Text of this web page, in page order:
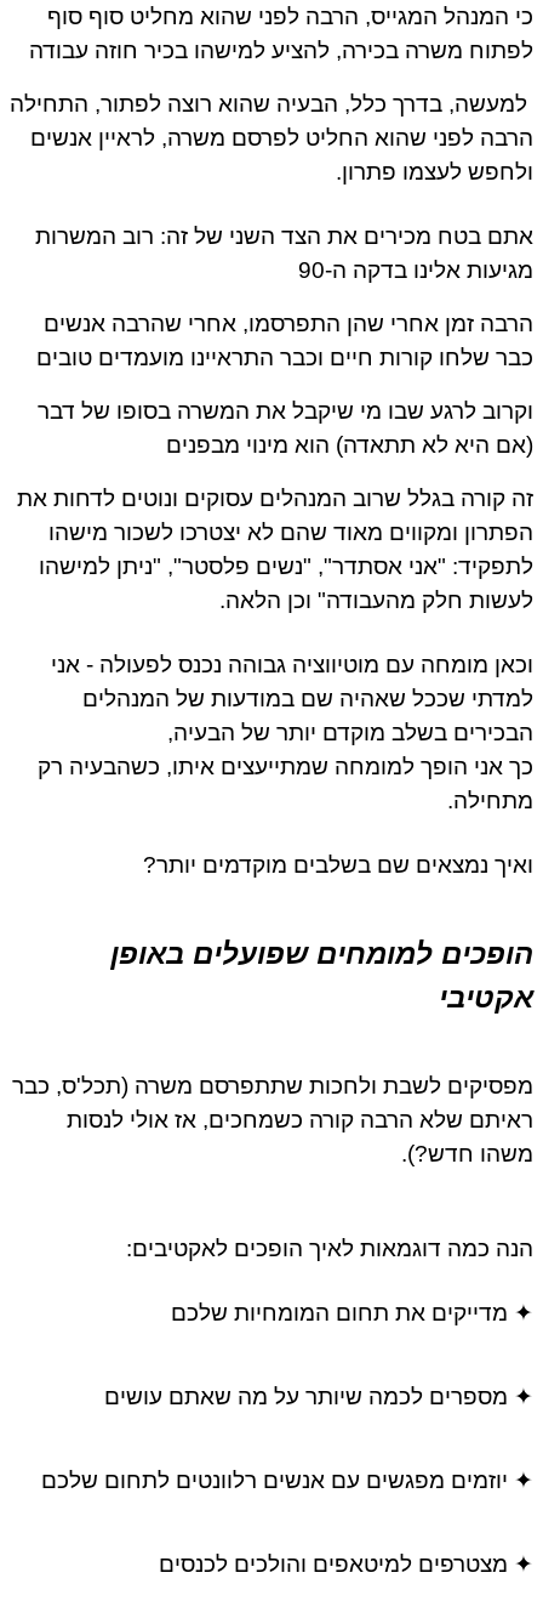
כי המנהל המגייס, הרבה לפני שהוא מחליט סוף סוף
לפתוח משרה בכירה, להציע למישהו בכיר חוזה עבודה
למעשה, בדרך כלל, הבעיה שהוא רוצה לפתור, התחילה
הרבה לפני שהוא החליט לפרסם משרה, לראיין אנשים
ולחפש לעצמו פתרון.
אתם בטח מכירים את הצד השני של זה: רוב המשרות
מגיעות אלינו בדקה ה-90
הרבה זמן אחרי שהן התפרסמו, אחרי שהרבה אנשים
כבר שלחו קורות חיים וכבר התראיינו מועמדים טובים
וקרוב לרגע שבו מי שיקבל את המשרה בסופו של דבר
(אם היא לא תתאדה) הוא מינוי מבפנים
זה קורה בגלל שרוב המנהלים עסוקים ונוטים לדחות את
הפתרון ומקווים מאוד שהם לא יצטרכו לשכור מישהו
לתפקיד: "אני אסתדר", "נשים פלסטר", "ניתן למישהו
לעשות חלק מהעבודה" וכן הלאה.
וכאן מומחה עם מוטיווציה גבוהה נכנס לפעולה - אני
למדתי שככל שאהיה שם במודעות של המנהלים
הבכירים בשלב מוקדם יותר של הבעיה,
כך אני הופך למומחה שמתייעצים איתו, כשהבעיה רק
מתחילה.
ואיך נמצאים שם בשלבים מוקדמים יותר?
הופכים למומחים שפועלים באופן
אקטיבי
מפסיקים לשבת ולחכות שתתפרסם משרה (תכל'ס, כבר
ראיתם שלא הרבה קורה כשמחכים, אז אולי לנסות
משהו חדש?).
הנה כמה דוגמאות לאיך הופכים לאקטיבים:
✦ מדייקים את תחום המומחיות שלכם
✦ מספרים לכמה שיותר על מה שאתם עושים
✦ יוזמים מפגשים עם אנשים רלוונטים לתחום שלכם
✦ מצטרפים למיטאפים והולכים לכנסים